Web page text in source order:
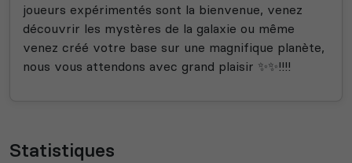
joueurs expérimentés sont la bienvenue, venez
découvrir les mystères de la galaxie ou même
venez créé votre base sur une magnifique planète,
nous vous attendons avec grand plaisir ✨✨!!!!
Statistiques